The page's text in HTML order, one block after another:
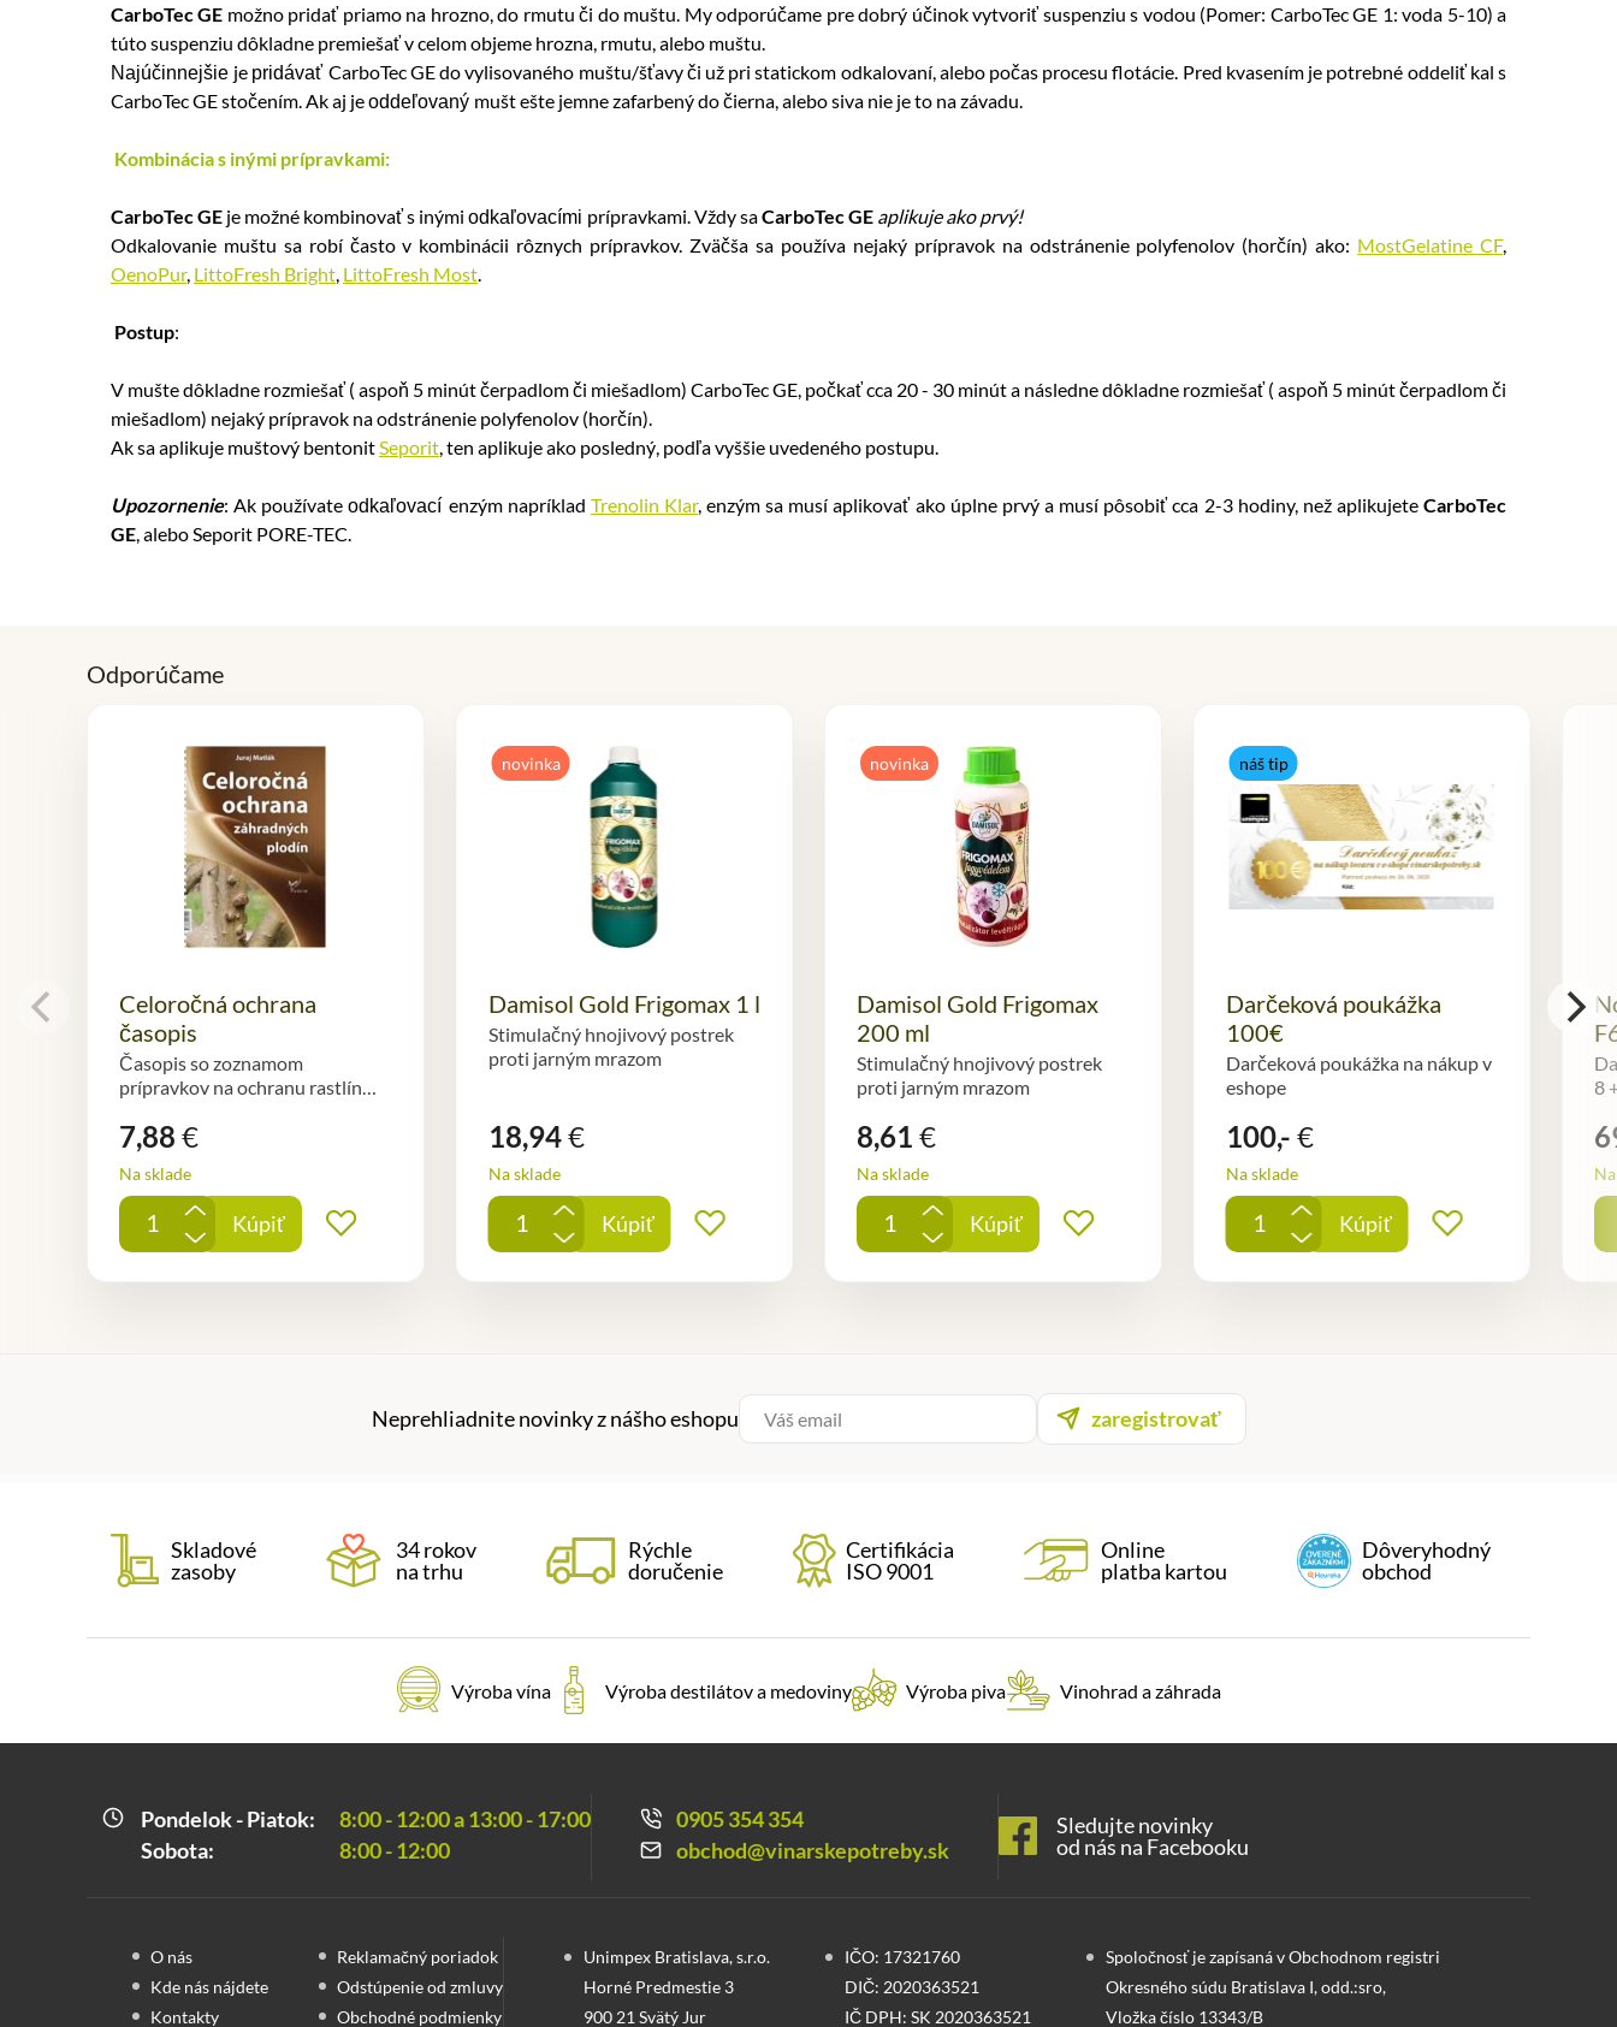
CarboTec GE možno pridať priamo na hrozno, do rmutu či do muštu. My odporúčame pre dobrý účinok vytvoriť suspenziu s vodou (Pomer: CarboTec GE 1: voda 5-10) a
túto suspenziu dôkladne premiešať v celom objeme hrozna, rmutu, alebo muštu.
Najúčinnejšie je pridávať CarboTec GE do vylisovaného muštu/šťavy či už pri statickom odkalovaní, alebo počas procesu flotácie. Pred kvasením je potrebné oddeliť kal s
CarboTec GE stočením. Ak aj jeoddeľovaný mušt ešte jemne zafarbený do čierna, alebo siva nie je to na závadu.
Kombinácia s inými prípravkami:
CarboTec GE je možné kombinovať s inými odkaľovacími prípravkami. Vždy saCarboTec GE aplikuje ako prvý!
Odkalovanie muštu sa robí často v kombinácii rôznych prípravkov. Zväčša sa používa nejaký prípravok na odstránenie polyfenolov (horčín) ako: MostGelatine CF,
OenoPur, LittoFresh Bright LittoFresh Most
Postup:
V mušte dôkladne rozmiešať ( aspoň 5 minút čerpadlom či miešadlom) CarboTec GE, počkať cca 20 - 30 minút a následne dôkladne rozmiešať ( aspoň 5 minút čerpadlom či
miešadlom) nejaký prípravok na odstránenie polyfenolov (horčín).
Ak sa aplikuje muštový bentonit Seporit , ten aplikuje ako posledný, podľa vyššie uvedeného postupu.
Upozornenie: Ak používateodkaľovací enzým napríklad Trenolin Klar, enzým sa musí aplikovať ako úplne prvý a musí pôsobiť cca 2-3 hodiny, než aplikujeteCarboTec
GE , alebo Seporit PORE-TEC.
Odporúčame
Celoročná ochrana
časopis
Časopis so zoznamom
prípravkov na ochranu rastlín…
7,88 €
Na sklade
-
Kúpiť Pridať do obľúbených
novinka
Damisol Gold Frigomax 1 l
Stimulačný hnojivový postrek
proti jarným mrazom
18,94€
Na sklade
-
Kúpiť Pridať do obľúbených
novinka
Damisol Gold Frigomax
200 ml
Stimulačný hnojivový postrek
proti jarným mrazom
8,61 €
Na sklade
-
Kúpiť Pridať do obľúbených
náš tip
Darčeková poukážka
100€
Darčeková poukážka na nákup v
eshope
100,- €
Na sklade
-
Kúpiť
8
Neprehliadnite novinky z nášho eshopu zaregistrovať
Skladové
zasoby
34 rokov
na trhu
Rýchle
doručenie
Certifikácia
ISO 9001
Online
platba kartou
Dôveryhodný
obchod
Výroba vína Výroba destilátov a medoviny Výroba piva Vinohrad a záhrada
Pondelok - Piatok:
8:00 - 12:00 a 13:00 - 17:00
Sobota:
8:00 - 12:00
0905 354 354
obchod@vinarskepotreby.sk
Sledujte novinky
od nás na Facebooku
O nás
Reklamačný poriadok
Kde nás nájdete
Odstúpenie od zmluvy
Kontakty
Obchodné podmienky
Unimpex Bratislava, s.r.o.
Horné Predmestie 3
900 21 Svätý Jur
IČO: 17321760
DIČ: 2020363521
IČ DPH: SK 2020363521
Spoločnosť je zapísaná v Obchodnom registri
Okresného súdu Bratislava I, odd.:sro,
Vložka číslo 13343/B